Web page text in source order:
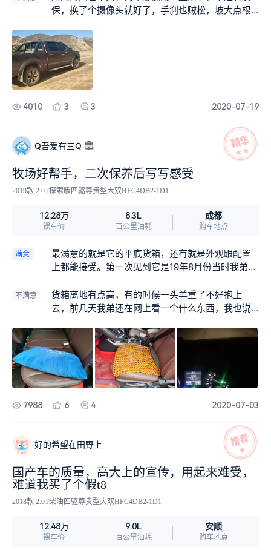
城炮仗着现车少，一分优惠都不降。
保，换了个摄像头就好了，手刹也贼松，坡大点根
剩下大大小小的毛病第二次保养都解决了。
4010 3 3 2020-07-19
Q吾爱有三Q
牧场好帮手，二次保养后写写感受
2019款 2.0T探索版四驱尊贵型大双HFC4DB2-1D1
12.28万
裸车价
8.3L
百公里油耗
成都
购车地点
满意
最满意的就是它的平底货箱，还有就是外观跟配置
上都能接受。第一次见到它是19年8月份当时我弟的
过来卸备胎，然后我弟开着去上的牌，当时感觉操
作比较可以，又是平底箱的。
不满意
货箱离地有点高，有的时候一头羊重了不好抱上
去，前几天我弟还在网上看一个什么东西，我也说
候就放进去，像一个踏板一样的。
7988 6 4 2020-07-03
好的希望在田野上
国产车的质量，高大上的宣传，用起来难受，
难道我买了个假t8
2018款 2.0T柴油四驱尊贵型大双HFC4DB2-1D1
12.48万
裸车价
9.0L
百公里油耗
安顺
购车地点